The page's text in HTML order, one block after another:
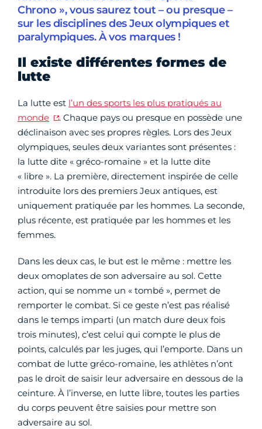
Chrono », vous saurez tout – ou presque –
sur les disciplines des Jeux olympiques et
paralympiques. À vos marques !
Il existe différentes formes de
lutte
La lutte est l’un des sports les plus pratiqués au
monde
. Chaque pays ou presque en possède une
déclinaison avec ses propres règles. Lors des Jeux
olympiques, seules deux variantes sont présentes :
la lutte dite « gréco-romaine » et la lutte dite
« libre ». La première, directement inspirée de celle
introduite lors des premiers Jeux antiques, est
uniquement pratiquée par les hommes. La seconde,
plus récente, est pratiquée par les hommes et les
femmes.
Dans les deux cas, le but est le même : mettre les
deux omoplates de son adversaire au sol. Cette
action, qui se nomme un « tombé », permet de
remporter le combat. Si ce geste n’est pas réalisé
dans le temps imparti (un match dure deux fois
trois minutes), c’est celui qui compte le plus de
points, calculés par les juges, qui l’emporte. Dans un
combat de lutte gréco-romaine, les athlètes n’ont
pas le droit de saisir leur adversaire en dessous de la
ceinture. À l’inverse, en lutte libre, toutes les parties
du corps peuvent être saisies pour mettre son
adversaire au sol.